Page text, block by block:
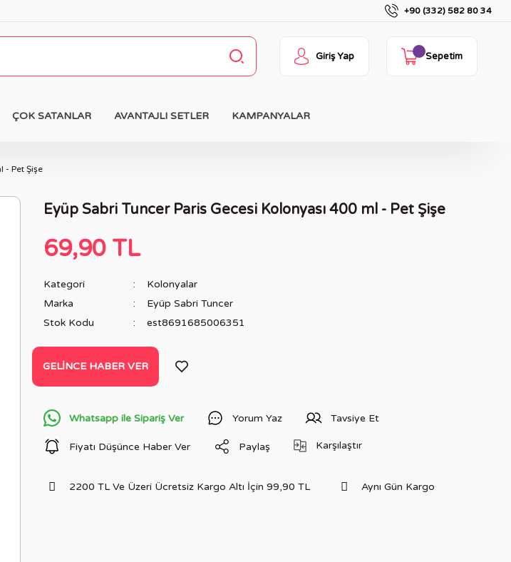
+90 (332) 582 80 34
Giriş Yap Sepetim
ÇOK SATANLAR AVANTAJLI SETLER KAMPANYALAR
- Pet Şişe
Eyüp Sabri Tuncer Paris Gecesi Kolonyası 400 ml - Pet Şişe
69,90 TL
Kategori
Kolonyalar
Marka
Eyüp Sabri Tuncer
Stok Kodu
est8691685006351
GELINCE HABER VER
Whatsapp ile Sipariş Ver Yorum Yaz Tavsiye Et
Fiyatı Düşünce Haber Ver Paylaş Karşılaştır
2200 TL Ve Üzeri Ücretsiz Kargo Altı İçin 99,90 TL Aynı Gün Kargo